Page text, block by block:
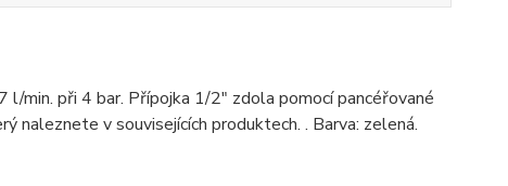
min. při 4 bar. Přípojka 1/2" zdola pomocí pancéřované
v souvisejících produktech. . Barva: zelená.